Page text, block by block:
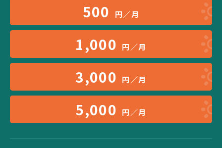
500 円／月
1,000 円／月
3,000 円／月
5,000 円／月